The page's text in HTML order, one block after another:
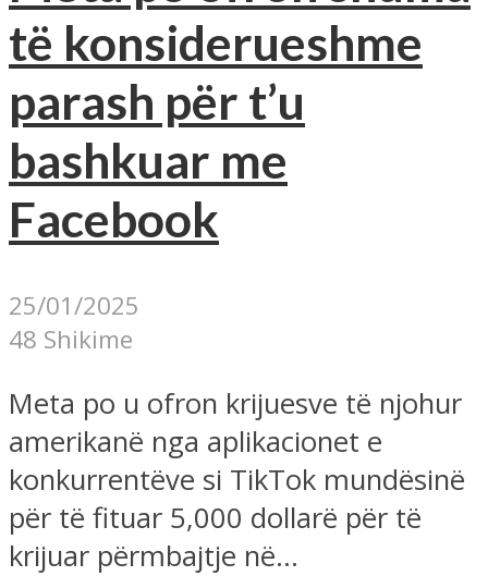
të konsiderueshme
parash për t’u
bashkuar me
Facebook
25/01/2025
48 Shikime
Meta po u ofron krijuesve të njohur
amerikanë nga aplikacionet e
konkurrentëve si TikTok mundësinë
për të fituar 5,000 dollarë për të
krijuar përmbajtje në...